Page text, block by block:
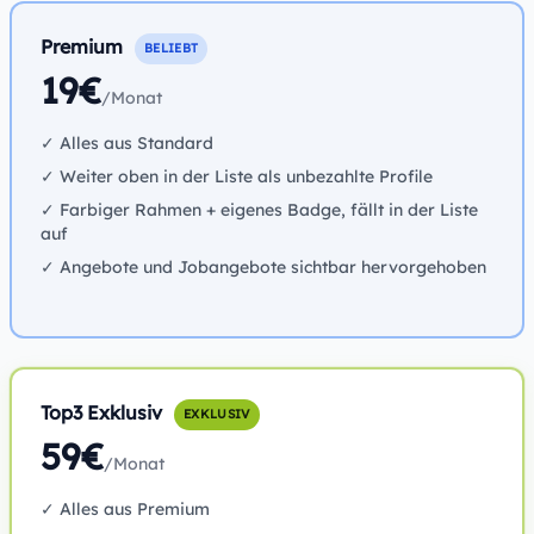
Premium BELIEBT
19€/Monat
✓ Alles aus Standard
✓ Weiter oben in der Liste als unbezahlte Profile
✓ Farbiger Rahmen + eigenes Badge, fällt in der Liste
auf
✓ Angebote und Jobangebote sichtbar hervorgehoben
Top3 Exklusiv EXKLUSIV
59€/Monat
✓ Alles aus Premium